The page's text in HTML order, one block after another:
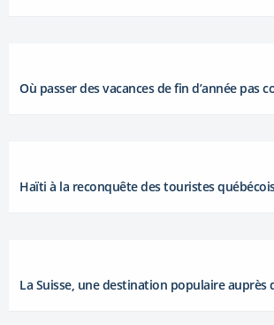
Où passer des vacances de fin d’année pas
Haïti à la reconquête des touristes
La Suisse, une destination populaire auprès